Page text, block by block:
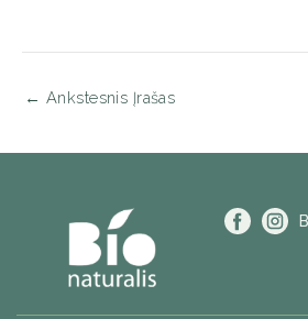
← Ankstesnis Įrašas